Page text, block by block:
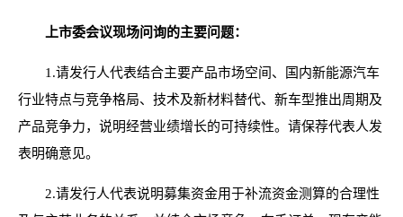
上市委会议现场问询的主要问题：
1.请发行人代表结合主要产品市场空间、国内新能源汽车
行业特点与竞争格局、技术及新材料替代、新车型推出周期及
产品竞争力，说明经营业绩增长的可持续性。请保荐代表人发
表明确意见。
2.请发行人代表说明募集资金用于补流资金测算的合理性